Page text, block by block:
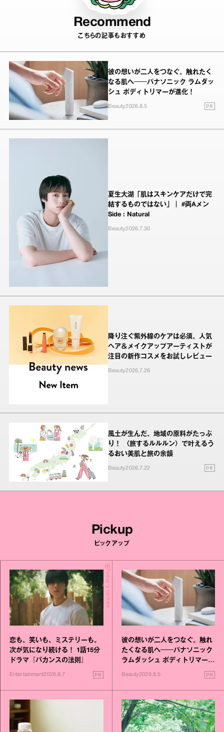
Recommend
こちらの記事もおすすめ
彼の想いが二人をつなぐ。触れたく
なる肌へ──パナソニック ラムダッ
シュ ボディトリマーが進化！
Beauty2026.8.5 PR
夏生大湖「肌はスキンケアだけで完
結するものではない」｜ #両Aメン
Side : Natural
Beauty2026.7.30
降り注ぐ紫外線のケアは必須。人気
ヘア＆メイクアップアーティストが
注目の新作コスメをお試しレビュー
Beauty2026.7.26
風土が生んだ、地域の原料がたっぷ
り！ 〈旅するルルルン〉で叶えるう
るおい美肌と旅の余韻
Beauty2026.7.22 PR
Pickup
ピックアップ
Today's Update
恋も、笑いも、ミステリーも。
次が気になり続ける！ 1話15分
ドラマ『バカンスの法則』
Entertainment2026.8.7 PR
彼の想いが二人をつなぐ。触れ
たくなる肌へ──パナソニック
ラムダッシュ ボディトリマーが
Beauty2026.8.5 PR